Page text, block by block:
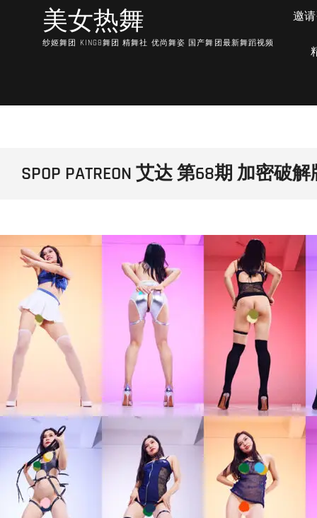
美女热舞
纱姬舞团 KING8舞团 精舞社 优尚舞姿 国产舞团最新舞蹈视频
邀
SPOP PATREON 艾达 第68期 加密破